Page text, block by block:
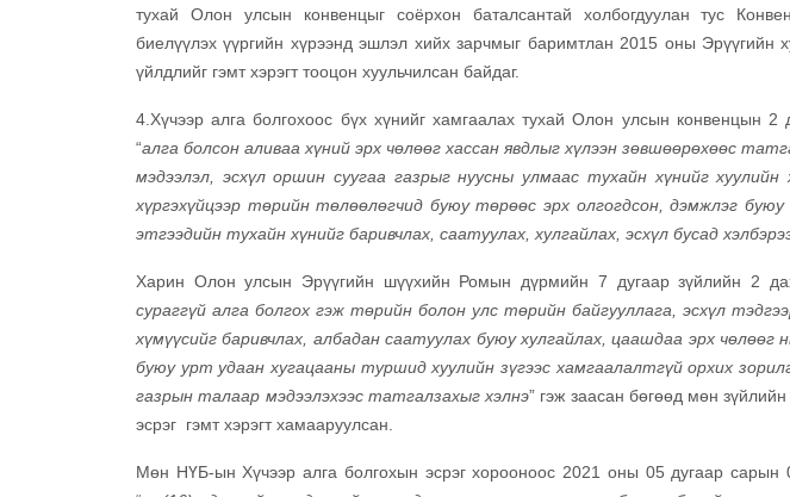
тухай Олон улсын конвенцыг соёрхон баталсантай холбогдуулан тус
биелүүлэх үүргийн хүрээнд эшлэл хийх зарчмыг баримтлан 2015 оны Эрүүгийн
үйлдлийг гэмт хэрэгт тооцон хуульчилсан байдаг.
4.Хүчээр алга болгохоос бүх хүнийг хамгаалах тухай Олон улсын конвенцын 2
“алга болсон аливаа хүний эрх чөлөөг хассан явдлыг хүлээн зөвшөөрөхөөс
мэдээлэл, эсхүл оршин суугаа газрыг нуусны улмаас тухайн хүнийг
хүргэхүйцээр төрийн төлөөлөгчид буюу төрөөс эрх олгогдсон, дэмжлэг буюу
этгээдийн тухайн хүнийг баривчлах, саатуулах, хулгайлах, эсхүл бусад
Харин Олон улсын Эрүүгийн шүүхийн Ромын дүрмийн 7 дугаар зүйлийн 2
сураггүй алга болгох гэж төрийн болон улс төрийн байгууллага, эсхүл
хүмүүсийг баривчлах, албадан саатуулах буюу хулгайлах, цаашдаа эрх чөлөөг
буюу урт удаан хугацааны туршид хуулийн зүгээс хамгаалалтгүй орхих
газрын талаар мэдээлэхээс татгалзахыг хэлнэ” гэж заасан бөгөөд мөн
эсрэг гэмт хэрэгт хамааруулсан.
Мөн НҮБ-ын Хүчээр алга болгохын эсрэг хорооноос 2021 оны 05 дугаар сарын